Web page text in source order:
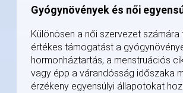
Gyógynövények és női
Különösen a női szervezet
értékes támogatást a
hormonháztartás, a menstruációs
vagy épp a várandósság időszaka
érzékeny egyensúlyi állapotokat